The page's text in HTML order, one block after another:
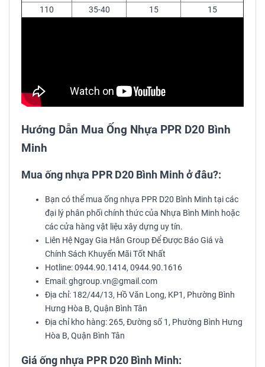
110
35-40 15 15
Hướng Dẫn Mua Ống Nhựa PPR D20 Bình
Minh
Mua ống nhựa PPR D20 Bình Minh ở đâu?:
Bạn có thể mua ống nhựa PPR D20 Bình Minh tại các
đại lý phân phối chính thức của Nhựa Bình Minh hoặc
các cửa hàng vật liệu xây dựng uy tín.
Liên Hệ Ngay Gia Hân Group Để Được Báo Giá và
Chính Sách Khuyến Mãi Tốt Nhất
Hotline: 0944.90.1414, 0944.90.1616
Email: ghgroup.vn@gmail.com
Địa chỉ: 182/44/13, Hồ Văn Long, KP1, Phường Bình
Hưng Hòa B, Quận Bình Tân
Địa chỉ kho hàng: 265, Đường số 1, Phường Bình Hưng
Hòa B, Quận Bình Tân
Giá ống nhựa PPR D20 Bình Minh: